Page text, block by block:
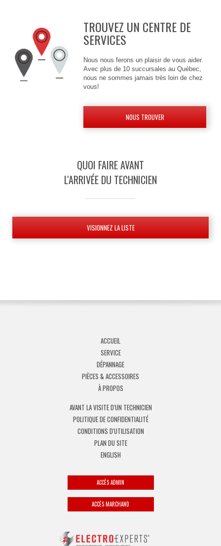
TROUVEZ UN CENTRE DE
SERVICES
Nous nous ferons un plaisir de vous aider.
Avec plus de 10 succursales au Québec,
nous ne sommes jamais très loin de chez
vous!
NOUS TROUVER
QUOI FAIRE AVANT
L'ARRIVÉE DU TECHNICIEN
VISIONNEZ LA LISTE
ACCUEIL
SERVICE
DÉPANNAGE
PIÈCES & ACCESSOIRES
À PROPOS
AVANT LA VISITE D'UN TECHNICIEN
POLITIQUE DE CONFIDENTIALITÉ
CONDITIONS D'UTILISATION
PLAN DU SITE
ENGLISH
ACCÈS ADMIN
ACCÈS MARCHAND